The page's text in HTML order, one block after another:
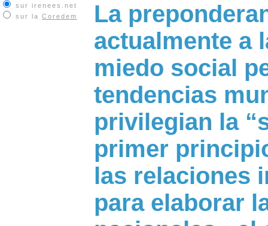
sur irenees.net
sur la Coredem
La
actualmente a
miedo social
tendencias
privilegian la
primer
las relaciones
para elaborar